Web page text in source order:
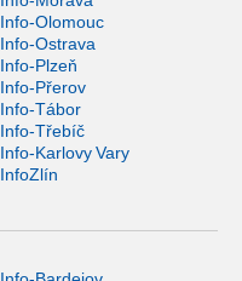
Info-Olomouc
Info-Ostrava
Info-Plzeň
Info-Přerov
Info-Tábor
Info-Třebíč
Info-Karlovy Vary
InfoZlín